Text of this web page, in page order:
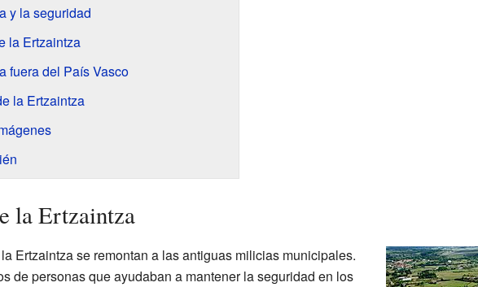
y la seguridad
la Ertzaintza
fuera del País Vasco
la Ertzaintza
la Ertzaintza
Ertzaintza se remontan a las antiguas milicias municipales.
de personas que ayudaban a mantener la seguridad en los